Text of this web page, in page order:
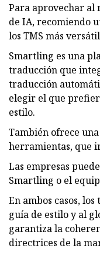
Para aprovechar al
de IA, recomiendo
los TMS más
Smartling es una
traducción que
traducción
elegir el que
estilo.
También ofrece
herramientas, que
Las empresas
Smartling o el
En ambos casos,
guía de estilo y al
garantiza la
directrices de la